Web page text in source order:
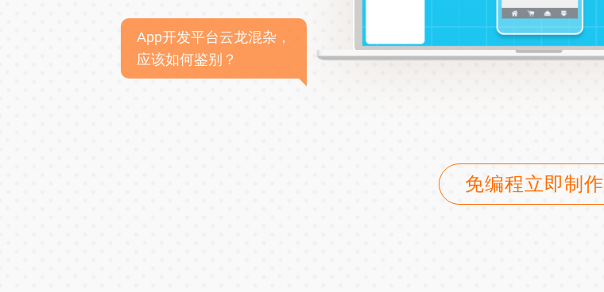
App开发平台云龙混杂，
应该如何鉴别？
免编程立即制作